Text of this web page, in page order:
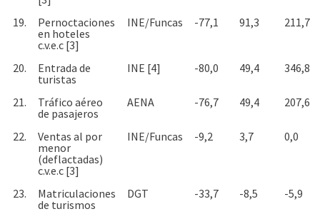
19.
Pernoctaciones
en hoteles
c.v.e.c [3]
INE/Funcas -77,1 91,3 211,7
20.
Entrada de
turistas
INE [4] -80,0 49,4 346,8
21.
Tráfico aéreo
de pasajeros
AENA -76,7 49,4 207,6
22.
Ventas al por
menor
(deflactadas)
c.v.e.c [3]
INE/Funcas -9,2 3,7 0,0
23.
Matriculaciones
de turismos
DGT -33,7 -8,5 -5,9